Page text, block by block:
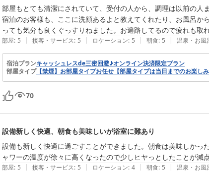
部屋もとても清潔にされていて、受付の人から、調理は以前の人
宿泊のお客様も、ここに洗顔あるよと教えてくれたり、お風呂
っても気分も良くぐっすりねました。お遍路してるので疲れも取れ
部屋: 5 | 接客・サービス: 5 | ロケーション: 5 | 朝食: 5 | 温泉・お風
宿泊プランキャッシュレスde三密回避♪オンライン決済限定プラン
部屋タイプ【禁煙】お部屋タイプお任せ【部屋タイプは当日までのお楽しみ
70
設備新しく快適、朝食も美味しいが浴室に難あり
設備も新しく快適に過ごすことができました。朝食は美味しか
ャワーの温度が徐々に高くなったので少しヒヤっとしたことが減
部屋: 5 | 接客・サービス: 5 | ロケーション: 4 | 朝食: 5 | 温泉・お風